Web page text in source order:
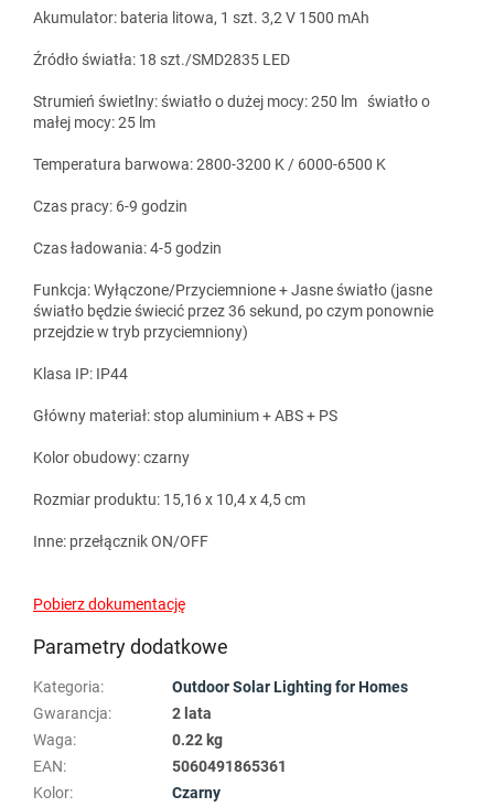
Akumulator: bateria litowa, 1 szt. 3,2 V 1500 mAh
Źródło światła: 18 szt./SMD2835 LED
Strumień świetlny: światło o dużej mocy: 250 lm światło o
małej mocy: 25 lm
Temperatura barwowa: 2800-3200 K / 6000-6500 K
Czas pracy: 6-9 godzin
Czas ładowania: 4-5 godzin
Funkcja: Wyłączone/Przyciemnione + Jasne światło (jasne
światło będzie świecić przez 36 sekund, po czym ponownie
przejdzie w tryb przyciemniony)
Klasa IP: IP44
Główny materiał: stop aluminium + ABS + PS
Kolor obudowy: czarny
Rozmiar produktu: 15,16 x 10,4 x 4,5 cm
Inne: przełącznik ON/OFF
Pobierz dokumentację
Parametry dodatkowe
Kategoria:
Outdoor Solar Lighting for Homes
Gwarancja:
2 lata
Waga:
0.22 kg
EAN:
5060491865361
Kolor:
Czarny